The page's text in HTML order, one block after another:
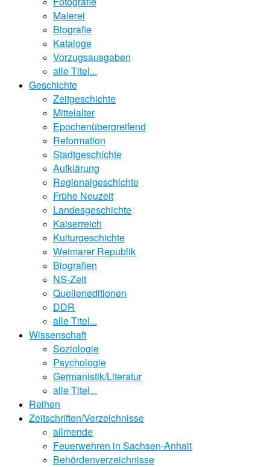
Malerei
Biografie
Kataloge
Vorzugsausgaben
alle Titel...
Geschichte
Zeitgeschichte
Mittelalter
Epochenübergreifend
Reformation
Stadtgeschichte
Aufklärung
Regionalgeschichte
Frühe Neuzeit
Landesgeschichte
Kaiserreich
Kulturgeschichte
Weimarer Republik
Biografien
NS-Zeit
Quelleneditionen
DDR
alle Titel...
Wissenschaft
Soziologie
Psychologie
Germanistik/Literatur
alle Titel...
Reihen
Zeitschriften/Verzeichnisse
allmende
Feuerwehren in Sachsen-Anhalt
Behördenverzeichnisse